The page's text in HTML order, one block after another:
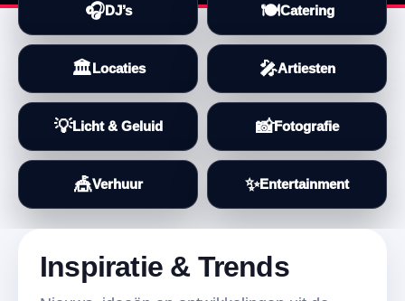
🎧DJ’s 🍽️Catering
🏛️Locaties 🎤Artiesten
💡Licht & Geluid 📸Fotografie
🎪Verhuur ✨Entertainment
Inspiratie & Trends